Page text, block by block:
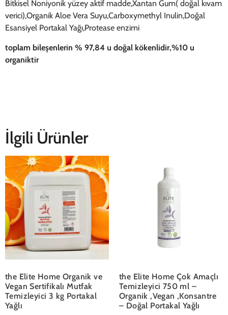
Bitkisel Noniyonik yüzey aktif madde,Xantan Gum( doğal kıvam
verici),Organik Aloe Vera Suyu,Carboxymethyl Inulin,Doğal
Esansiyel Portakal Yağı,Protease enzimi
toplam bileşenlerin % 97,84 u doğal kökenlidir,%10 u
organiktir
İlgili Ürünler
the Elite Home Organik ve
Vegan Sertifikalı Mutfak
Temizleyici 3 kg Portakal
Yağlı
the Elite Home Çok Amaçlı
Temizleyici 750 ml –
Organik ,Vegan ,Konsantre
– Doğal Portakal Yağlı